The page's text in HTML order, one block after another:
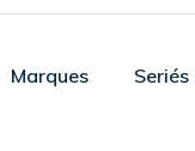
Marques